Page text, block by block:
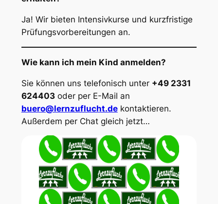
Ja! Wir bieten Intensivkurse und kurzfristige
Prüfungsvorbereitungen an.
Wie kann ich mein Kind anmelden?
Sie können uns telefonisch unter +49 2331
624403oder per E-Mail an
buero@lernzuflucht.dekontaktieren.
Außerdem per Chat gleich jetzt…